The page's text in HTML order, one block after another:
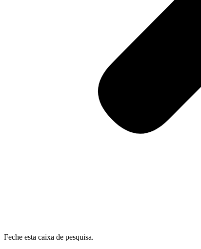
Feche esta caixa de pesquisa.